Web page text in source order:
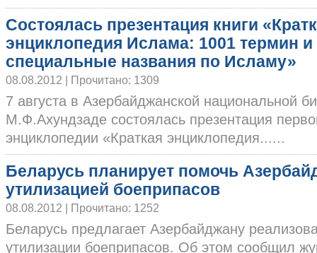
Состоялась презентация книги
энциклопедия Ислама: 1001 термин и
специальные названия по Исламу»
08.08.2012 | Прочитано: 1309
7 августа в Азербайджанской национальной
М.Ф.Ахундзаде состоялась презентация
энциклопедии «Краткая энциклопедия......
Беларусь планирует помочь
утилизацией боеприпасов
08.08.2012 | Прочитано: 1252
Беларусь предлагает Азербайджану
утилизации боеприпасов. Об этом сообщил